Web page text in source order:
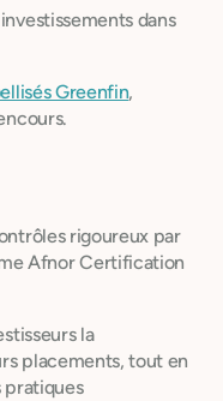
dans
Greenfin,
rigoureux par
Afnor Certification
la
placements, tout en
pratiques